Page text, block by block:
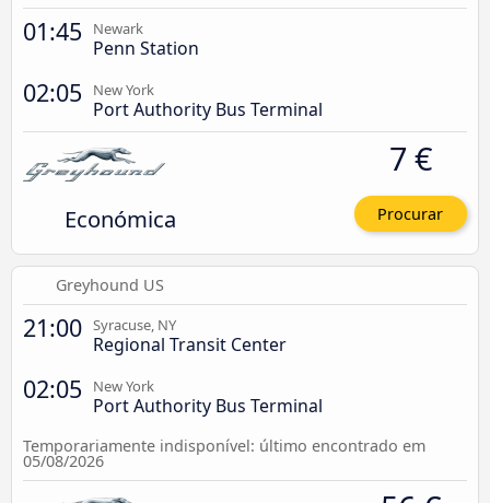
01:45 Newark
Penn Station
02:05 New York
Port Authority Bus Terminal
Económica
7 €
Procurar
Greyhound US
21:00 Syracuse, NY
Regional Transit Center
02:05 New York
Port Authority Bus Terminal
Temporariamente indisponível: último encontrado em
05/08/2026